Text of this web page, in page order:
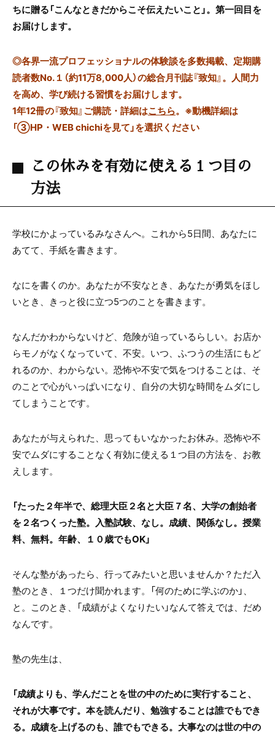
ちに贈る「こんなときだからこそ伝えたいこと」。第一回目を
お届けします。
◎各界一流プロフェッショナルの体験談を多数掲載、定期購
読者数No.１（約11万8,000人）の総合月刊誌『致知』。人間力
を高め、学び続ける習慣をお届けします。
1年12冊の『致知』ご購読・詳細はこちら。 ※動機詳細は
「③HP・WEB chichiを見て」を選択ください
この休みを有効に使える１つ目の
方法
学校にかよっているみなさんへ。これから5日間、あなたに
あてて、手紙を書きます。
なにを書くのか。あなたが不安なとき、あなたが勇気をほし
いとき、きっと役に立つ5つのことを書きます。
なんだかわからないけど、危険が迫っているらしい。お店か
らモノがなくなっていて、不安。いつ、ふつうの生活にもど
れるのか、わからない。恐怖や不安で気をつけることは、そ
のことで心がいっぱいになり、自分の大切な時間をムダにし
てしまうことです。
あなたが与えられた、思ってもいなかったお休み。恐怖や不
安でムダにすることなく有効に使える１つ目の方法を、お教
えします。
「たった２年半で、総理大臣２名と大臣７名、大学の創始者
を２名つくった塾。入塾試験、なし。成績、関係なし。授業
料、無料。年齢、１０歳でもOK」
そんな塾があったら、行ってみたいと思いませんか？ただ入
塾のとき、１つだけ聞かれます。「何のために学ぶのか」、
と。このとき、「成績がよくなりたい」なんて答えでは、だめ
なんです。
塾の先生は、
「成績よりも、学んだことを世の中のために実行すること、
それが大事です。本を読んだり、勉強することは誰でもでき
る。成績を上げるのも、誰でもできる。大事なのは世の中の